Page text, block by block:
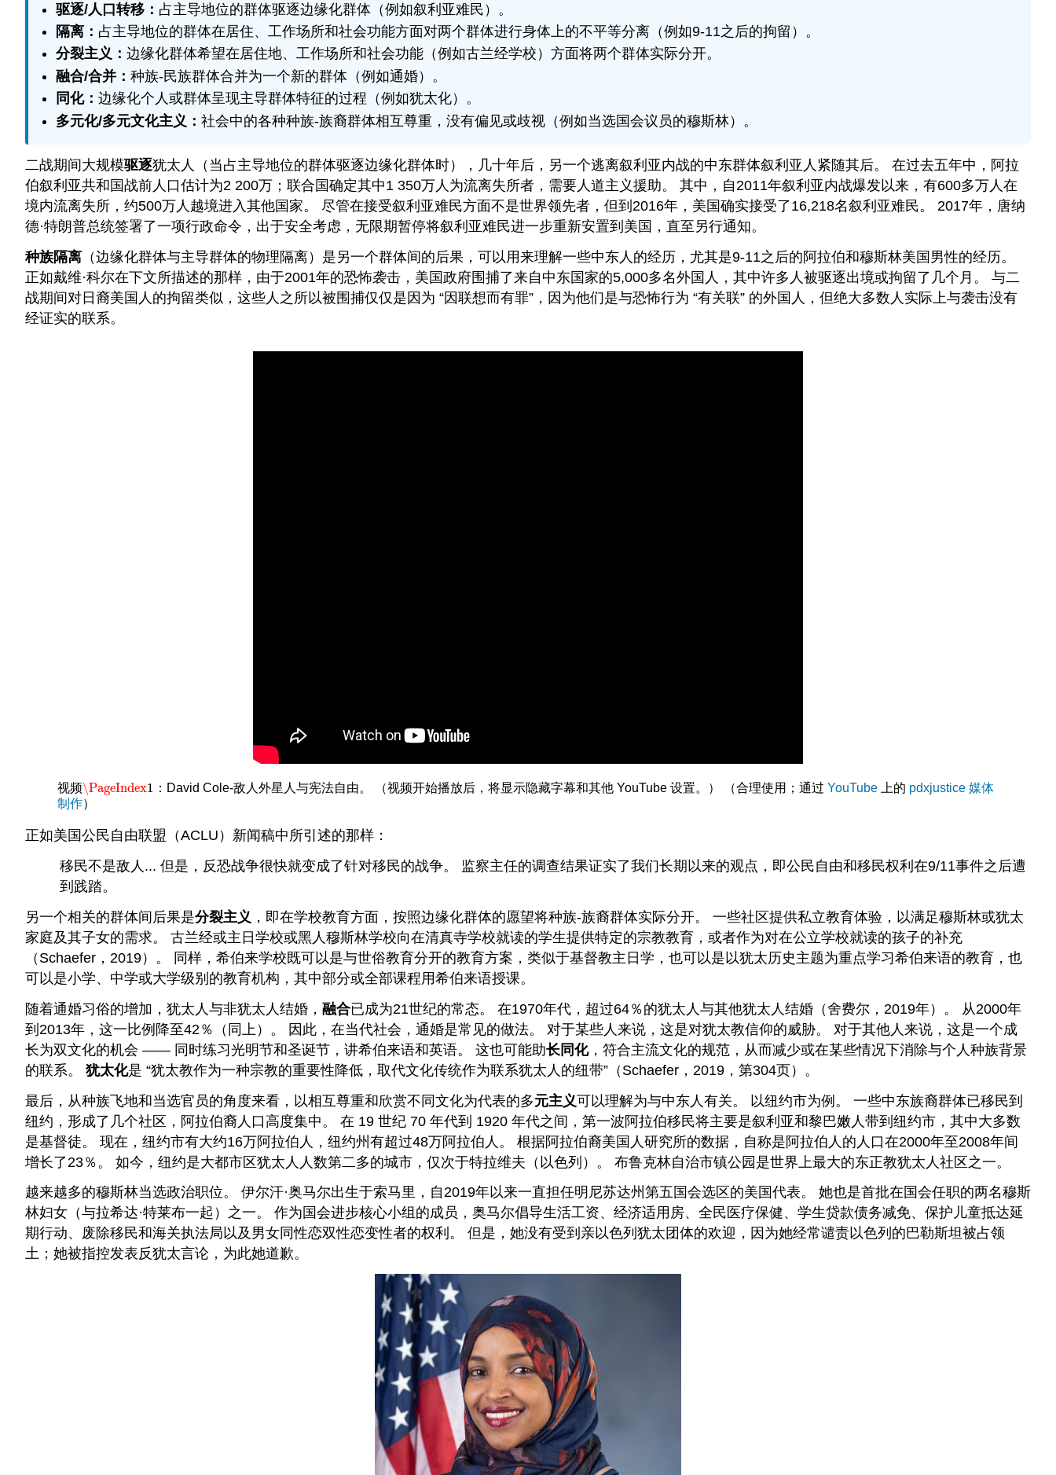
驱逐/人口转移： 占主导地位的群体驱逐边缘化群体（例如叙利亚难民）。
隔离： 占主导地位的群体在居住、工作场所和社会功能方面对两个群体进行身体上的不平等分离（例如9-11之后的拘留）。
分裂主义： 边缘化群体希望在居住地、工作场所和社会功能（例如古兰经学校）方面将两个群体实际分开。
融合/合并： 种族-民族群体合并为一个新的群体（例如通婚）。
同化： 边缘化个人或群体呈现主导群体特征的过程（例如犹太化）。
多元化/多元文化主义： 社会中的各种种族-族裔群体相互尊重，没有偏见或歧视（例如当选国会议员的穆斯林）。
二战期间大规模驱逐犹太人（当占主导地位的群体驱逐边缘化群体时），几十年后，另一个逃离叙利亚内战的中东群体叙利亚人紧随其后。 在过去五年中，阿拉
伯叙利亚共和国战前人口估计为2 200万；联合国确定其中1 350万人为流离失所者，需要人道主义援助。 其中，自2011年叙利亚内战爆发以来，有600多万人在
境内流离失所，约500万人越境进入其他国家。 尽管在接受叙利亚难民方面不是世界领先者，但到2016年，美国确实接受了16,218名叙利亚难民。 2017年，唐纳
德·特朗普总统签署了一项行政命令，出于安全考虑，无限期暂停将叙利亚难民进一步重新安置到美国，直至另行通知。
种族隔离 （边缘化群体与主导群体的物理隔离）是另一个群体间的后果，可以用来理解一些中东人的经历，尤其是9-11之后的阿拉伯和穆斯林美国男性的经历。
正如戴维·科尔在下文所描述的那样，由于2001年的恐怖袭击，美国政府围捕了来自中东国家的5,000多名外国人，其中许多人被驱逐出境或拘留了几个月。 与二
战期间对日裔美国人的拘留类似，这些人之所以被围捕仅仅是因为 “因联想而有罪”，因为他们是与恐怖行为 “有关联” 的外国人，但绝大多数人实际上与袭击没有
经证实的联系。
视频\PageIndex1
\PageIndex1 ：David Cole-敌人外星人与宪法自由。 （视频开始播放后，将显示隐藏字幕和其他 YouTube 设置。） （合理使用；通过 YouTube上的 pdxjustice 媒体
制作）
正如美国公民自由联盟（ACLU）新闻稿中所引述的那样：
移民不是敌人... 但是，反恐战争很快就变成了针对移民的战争。 监察主任的调查结果证实了我们长期以来的观点，即公民自由和移民权利在9/11事件之后遭
到践踏。
另一个相关的群体间后果是分裂主义 ，即在学校教育方面，按照边缘化群体的愿望将种族-族裔群体实际分开。 一些社区提供私立教育体验，以满足穆斯林或犹太
家庭及其子女的需求。 古兰经或主日学校或黑人穆斯林学校向在清真寺学校就读的学生提供特定的宗教教育，或者作为对在公立学校就读的孩子的补充
（Schaefer，2019）。 同样，希伯来学校既可以是与世俗教育分开的教育方案，类似于基督教主日学，也可以是以犹太历史主题为重点学习希伯来语的教育，也
可以是小学、中学或大学级别的教育机构，其中部分或全部课程用希伯来语授课。
随着通婚习俗的增加，犹太人与非犹太人结婚， 融合已成为21世纪的常态。 在1970年代，超过64％的犹太人与其他犹太人结婚（舍费尔，2019年）。 从2000年
到2013年，这一比例降至42％（同上）。 因此，在当代社会，通婚是常见的做法。 对于某些人来说，这是对犹太教信仰的威胁。 对于其他人来说，这是一个成
长为双文化的机会 —— 同时练习光明节和圣诞节，讲希伯来语和英语。 这也可能助长同化，符合主流文化的规范，从而减少或在某些情况下消除与个人种族背景
的联系。 犹太化是 “犹太教作为一种宗教的重要性降低，取代文化传统作为联系犹太人的纽带”（Schaefer，2019，第304页）。
最后，从种族飞地和当选官员的角度来看，以相互尊重和欣赏不同文化为代表的多元主义可以理解为与中东人有关。 以纽约市为例。 一些中东族裔群体已移民到
纽约，形成了几个社区，阿拉伯裔人口高度集中。 在 19 世纪 70 年代到 1920 年代之间，第一波阿拉伯移民将主要是叙利亚和黎巴嫩人带到纽约市，其中大多数
是基督徒。 现在，纽约市有大约16万阿拉伯人，纽约州有超过48万阿拉伯人。 根据阿拉伯裔美国人研究所的数据，自称是阿拉伯人的人口在2000年至2008年间
增长了23％。 如今，纽约是大都市区犹太人人数第二多的城市，仅次于特拉维夫（以色列）。 布鲁克林自治市镇公园是世界上最大的东正教犹太人社区之一。
越来越多的穆斯林当选政治职位。 伊尔汗·奥马尔出生于索马里，自2019年以来一直担任明尼苏达州第五国会选区的美国代表。 她也是首批在国会任职的两名穆斯
林妇女（与拉希达·特莱布一起）之一。 作为国会进步核心小组的成员，奥马尔倡导生活工资、经济适用房、全民医疗保健、学生贷款债务减免、保护儿童抵达延
期行动、废除移民和海关执法局以及男女同性恋双性恋变性者的权利。 但是，她没有受到亲以色列犹太团体的欢迎，因为她经常谴责以色列的巴勒斯坦被占领
土；她被指控发表反犹太言论，为此她道歉。